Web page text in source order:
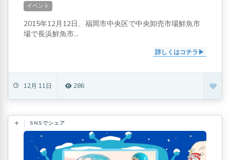
イベント
2015年12月12日、福岡市中央区で中央卸売市場鮮魚市
場で長浜鮮魚市...
詳しくはコチラ
12月 11日 286
SNSでシェア